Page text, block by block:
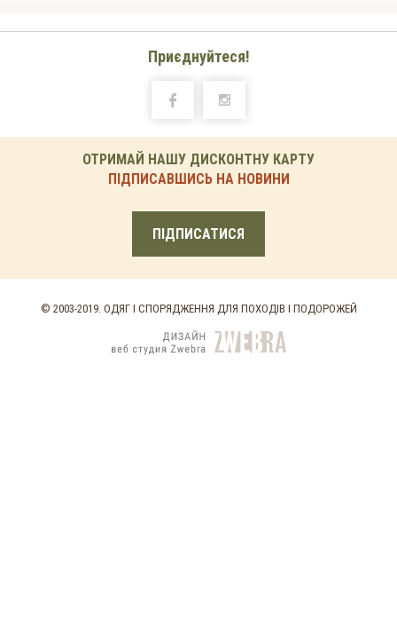
Приєднуйтеся!
ОТРИМАЙ НАШУ ДИСКОНТНУ КАРТУ
ПІДПИСАВШИСЬ НА НОВИНИ
ПІДПИСАТИСЯ
© 2003-2019. ОДЯГ І СПОРЯДЖЕННЯ ДЛЯ ПОХОДІВ І ПОДОРОЖЕЙ